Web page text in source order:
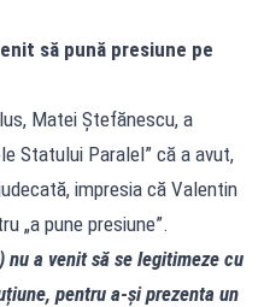
să pună presiune pe
Matei Ștefănescu, a
Statului Paralel” că a avut,
impresia că Valentin
„a pune presiune”.
nu a venit să se legitimeze cu
pentru a‑și prezenta un